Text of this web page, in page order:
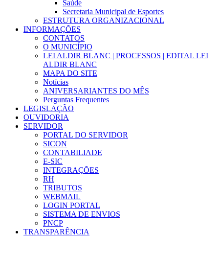
Saúde
Secretaria Municipal de Esportes
ESTRUTURA ORGANIZACIONAL
INFORMAÇÕES
CONTATOS
O MUNICÍPIO
LEI ALDIR BLANC | PROCESSOS | EDITAL LEI
ALDIR BLANC
MAPA DO SITE
Notícias
ANIVERSARIANTES DO MÊS
Perguntas Frequentes
LEGISLAÇÃO
OUVIDORIA
SERVIDOR
PORTAL DO SERVIDOR
SICON
CONTABILIADE
E-SIC
INTEGRAÇÕES
RH
TRIBUTOS
WEBMAIL
LOGIN PORTAL
SISTEMA DE ENVIOS
PNCP
TRANSPARÊNCIA